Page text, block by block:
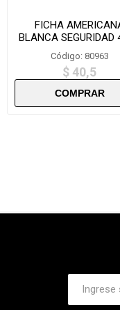
FICHA
BLANCA SEGURIDAD
Código: 80963
$ 40,5